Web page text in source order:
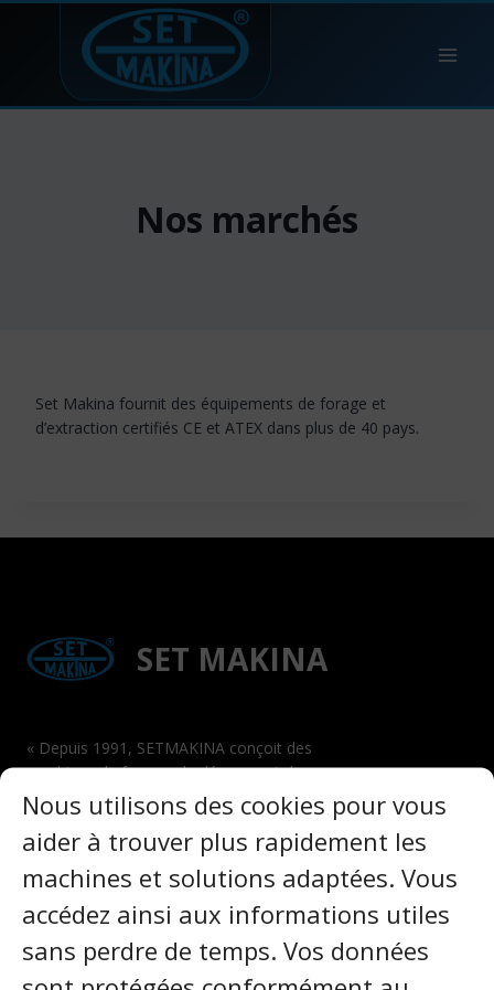
Nous utilisons des cookies pour vous
aider à trouver plus rapidement les
machines et solutions adaptées. Vous
accédez ainsi aux informations utiles
sans perdre de temps. Vos données
Skip
Nos marchés
Set Makina fournit des équipements de forage et
d’extraction certifiés CE et ATEX dans plus de 40 pays.
SET MAKINA
« Depuis 1991, SETMAKINA conçoit des
machines de forage, de découpe et de
polissage certifiées CE et ATEX, reconnues
dans plus de 40 pays pour leur fiabilité, leur
sécurité d'utilisation et leur rentabilité dans
les domaines de l'exploitation minière, de la
construction et des carrières. »
Secteurs